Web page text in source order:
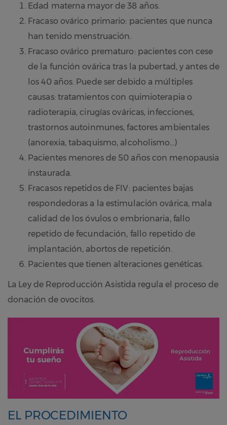
Edad materna mayor de 38 años.
Fracaso ovárico primario: pacientes que nunca
han tenido menstruación.
Fracaso ovárico prematuro: pacientes con cese
de la función ovárica tras la pubertad, y antes de
los 40 años. Puede ser debido a múltiples
causas: tratamientos con quimioterapia o
radioterapia, cirugías ováricas, infecciones,
trastornos autoinmunes, factores ambientales
(anorexia, tabaquismo, alcoholismo…)
Pacientes menores de 50 años con menopausia
instaurada.
Fracasos repetidos de FIV: pacientes bajas
respondedoras a la estimulación ovárica, mala
calidad de los óvulos o embrionaria, fallo
repetido de fecundación, fallo repetido de
implantación, abortos de repetición.
Pacientes que tienen alteraciones genéticas.
La Ley de Reproducción Asistida regula el proceso de
donación de ovocitos.
EL PROCEDIMIENTO